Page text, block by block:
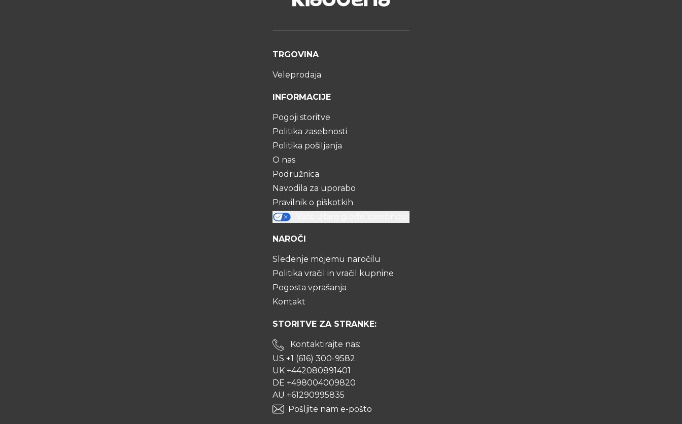
TRGOVINA
Veleprodaja
INFORMACIJE
Pogoji storitve
Politika zasebnosti
Politika pošiljanja
O nas
Podružnica
Navodila za uporabo
Pravilnik o piškotkih
NAROČI
Sledenje mojemu naročilu
Politika vračil in vračil kupnine
Pogosta vprašanja
Kontakt
STORITVE ZA STRANKE:
Kontaktirajte nas:
US +1 (616) 300-9582
UK +442080891401
DE +498004009820
AU +61290995835
Pošljite nam e-pošto